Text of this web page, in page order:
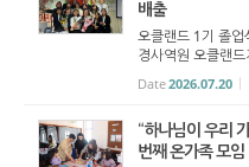
배출
오클랜드 1기 졸
경사역원 오클랜
서 ‘생터 전문강
졸업식에서는 7개
Date2026.07.20
“하나님이 우리
번째 온가족 모임